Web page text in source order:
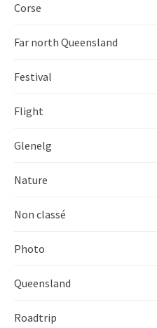
Corse
Far north Queensland
Festival
Flight
Glenelg
Nature
Non classé
Photo
Queensland
Roadtrip